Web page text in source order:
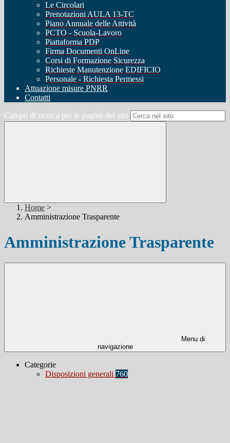
Le Circolari
Prenotazioni AULA 13-TC
Piano Annuale delle Attività
PCTO - Scuola-Lavoro
Piattaforma PDP
Firma Documenti OnLine
Corsi di Formazione Sicurezza
Richieste Manutenzione EDIFICIO
Personale - Richiesta Permessi
Attuazione misure PNRR
Contatti
Campo di ricerca per le pagine del sito
Home >
Amministrazione Trasparente
Amministrazione Trasparente
Menu di
navigazione
Categorie
Disposizioni generali 760